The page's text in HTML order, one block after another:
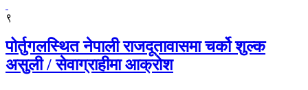
९
पोर्तुगलस्थित नेपाली राजदूतावासमा चर्को शुल्क
असुली / सेवाग्राहीमा आक्रोश